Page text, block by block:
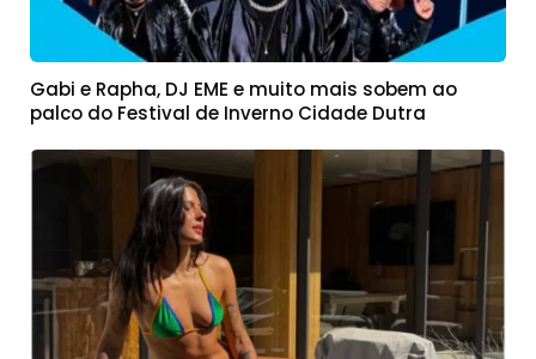
Gabi e Rapha, DJ EME e muito mais sobem ao
palco do Festival de Inverno Cidade Dutra